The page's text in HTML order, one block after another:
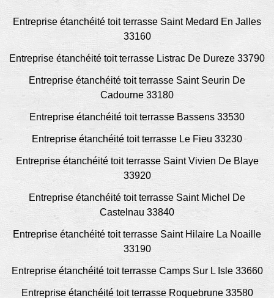
Entreprise étanchéité toit terrasse Saint Medard En Jalles
33160
Entreprise étanchéité toit terrasse Listrac De Dureze 33790
Entreprise étanchéité toit terrasse Saint Seurin De
Cadourne 33180
Entreprise étanchéité toit terrasse Bassens 33530
Entreprise étanchéité toit terrasse Le Fieu 33230
Entreprise étanchéité toit terrasse Saint Vivien De Blaye
33920
Entreprise étanchéité toit terrasse Saint Michel De
Castelnau 33840
Entreprise étanchéité toit terrasse Saint Hilaire La Noaille
33190
Entreprise étanchéité toit terrasse Camps Sur L Isle 33660
Entreprise étanchéité toit terrasse Roquebrune 33580